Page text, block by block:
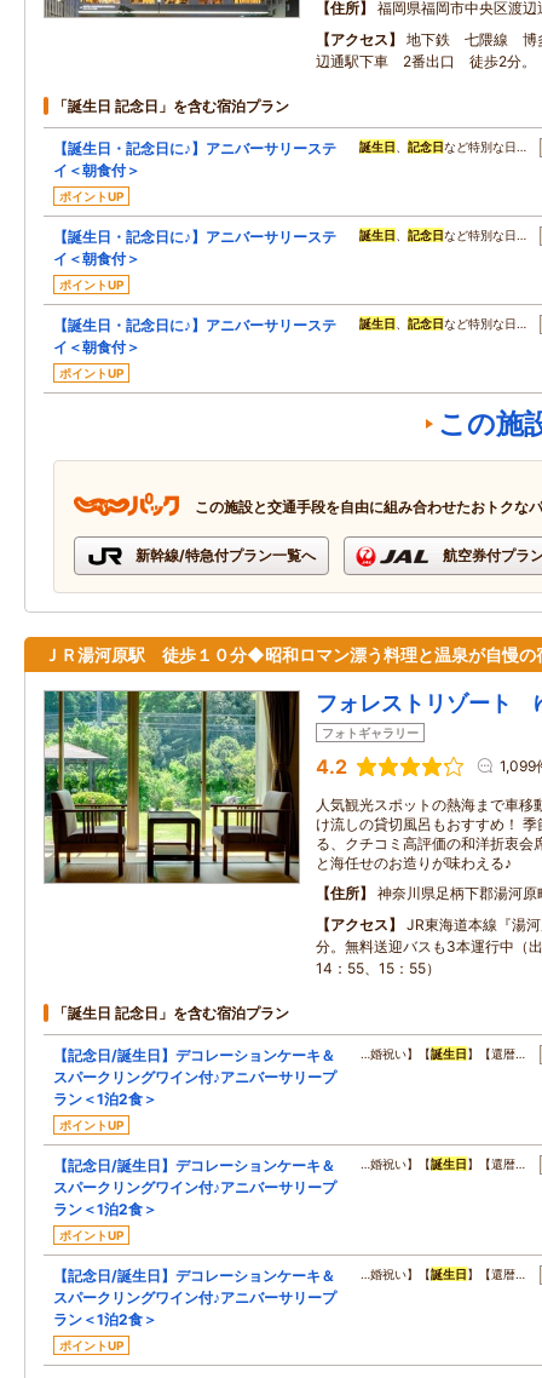
住所
福岡県福岡市中央区渡
アクセス
地下鉄 七隈線 博
辺通駅下車 2番出口 徒歩2分。
「誕生日 記念日」を含む宿泊プラン
【誕生日・記念日に♪】アニバーサリーステ
イ＜朝食付＞
ポイントUP
誕生日 記念日など特別な日…
【誕生日・記念日に♪】アニバーサリーステ
イ＜朝食付＞
ポイントUP
誕生日 記念日など特別な日…
【誕生日・記念日に♪】アニバーサリーステ
イ＜朝食付＞
ポイントUP
誕生日 記念日など特別な日…
この施
この施設と交通手段を自由に組み合わせたおトクな
新幹線/特急付プラン一覧へ 航空券付プラ
ＪＲ湯河原駅 徒歩１０分◆昭和ロマン漂う料理と温泉が自慢の
フォレストリゾート
フォトギャラリー
4.2 1,099
人気観光スポットの熱海まで車移
け流しの貸切風呂もおすすめ！
る、クチコミ高評価の和洋折衷会
と海任せのお造りが味わえる♪
住所
神奈川県足柄下郡湯河原
アクセス
JR東海道本線『湯
分。無料送迎バスも3本運行中（
14：55、15：55）
「誕生日 記念日」を含む宿泊プラン
【記念日/誕生日】デコレーションケーキ＆
スパークリングワイン付♪アニバーサリープ
ラン＜1泊2食＞
ポイントUP
…婚祝い】【誕生日 】【還暦…
【記念日/誕生日】デコレーションケーキ＆
スパークリングワイン付♪アニバーサリープ
ラン＜1泊2食＞
ポイントUP
…婚祝い】【誕生日 】【還暦…
【記念日/誕生日】デコレーションケーキ＆
スパークリングワイン付♪アニバーサリープ
ラン＜1泊2食＞
ポイントUP
…婚祝い】【誕生日 】【還暦…